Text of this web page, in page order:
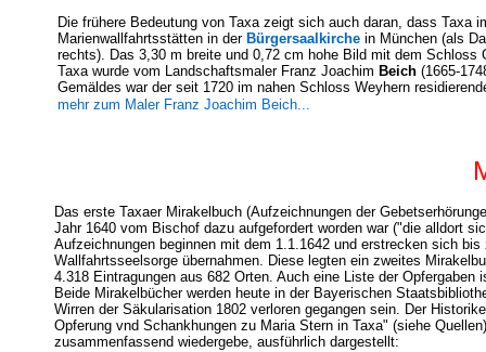
Die frühere Bedeutung von Taxa zeigt sich auch daran, dass Taxa
Marienwallfahrtsstätten in der Bürgersaalkirchein München (als
rechts). Das 3,30 m breite und 0,72 cm hohe Bild mit dem Schloss
Taxa wurde vom Landschaftsmaler Franz Joachim Beich(1665-
Gemäldes war der seit 1720 im nahen Schloss Weyhern
mehr zum Maler Franz Joachim Beich...
Das erste Taxaer Mirakelbuch (Aufzeichnungen der
Jahr 1640 vom Bischof dazu aufgefordert worden war ("die alldort
Aufzeichnungen beginnen mit dem 1.1.1642 und erstrecken sich
Wallfahrtsseelsorge übernahmen. Diese legten ein zweites
4.318 Eintragungen aus 682 Orten. Auch eine Liste der Opfergaben
Beide Mirakelbücher werden heute in der Bayerischen
Wirren der Säkularisation 1802 verloren gegangen sein. Der
Opferung vnd Schankhungen zu Maria Stern in Taxa" (siehe
zusammenfassend wiedergebe, ausführlich dargestellt: